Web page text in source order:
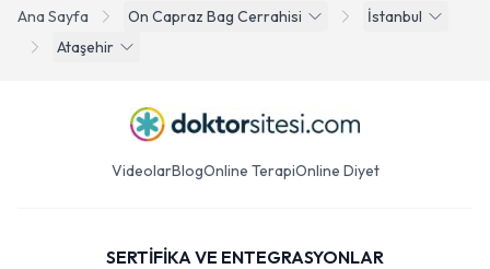
Ana Sayfa On Capraz Bag Cerrahisi
İstanbul
Ataşehir
VideolarBlogOnline TerapiOnline Diyet
SERTİFİKA VE ENTEGRASYONLAR